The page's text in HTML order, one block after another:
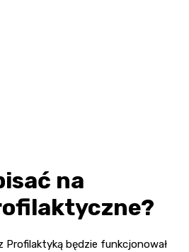
na
Profilaktyką będzie funkcjonował